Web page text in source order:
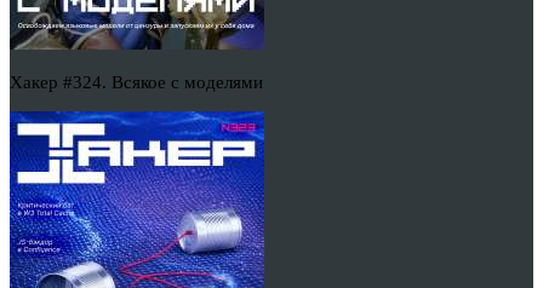
Хакер #324. Всякое с моделями